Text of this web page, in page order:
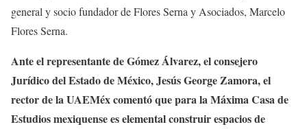
general y socio fundador de Flores Serna y Asociados, Marcelo
Flores Serna.
Ante el representante de Gómez Álvarez, el consejero
Jurídico del Estado de México, Jesús George Zamora, el
rector de la UAEMéx comentó que para la Máxima Casa de
Estudios mexiquense es elemental construir espacios de